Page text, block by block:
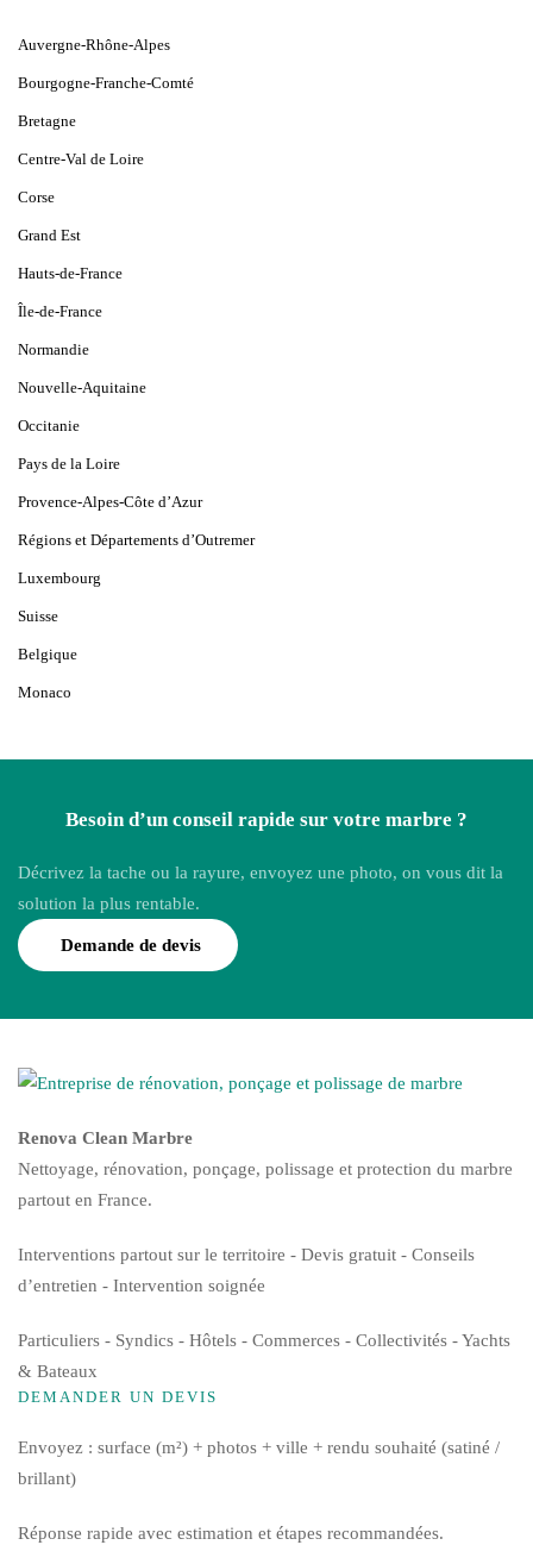
Auvergne-Rhône-Alpes
Bourgogne-Franche-Comté
Bretagne
Centre-Val de Loire
Corse
Grand Est
Hauts-de-France
Île-de-France
Normandie
Nouvelle-Aquitaine
Occitanie
Pays de la Loire
Provence-Alpes-Côte d’Azur
Régions et Départements d’Outremer
Luxembourg
Suisse
Belgique
Monaco
Besoin d’un conseil rapide sur votre marbre ?
Décrivez la tache ou la rayure, envoyez une photo, on vous dit la
solution la plus rentable.
Demande de devis
Renova Clean Marbre
Nettoyage, rénovation, ponçage, polissage et protection du marbre
partout en France.
Interventions partout sur le territoire - Devis gratuit - Conseils
d’entretien - Intervention soignée
Particuliers - Syndics - Hôtels - Commerces - Collectivités - Yachts
& Bateaux
DEMANDER UN DEVIS
Envoyez : surface (m²) + photos + ville + rendu souhaité (satiné /
brillant)
Réponse rapide avec estimation et étapes recommandées.